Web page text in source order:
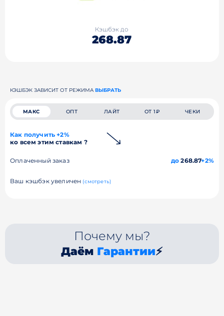
Кэшбэк до
268.87
КЭШБЭК ЗАВИСИТ ОТ РЕЖИМА ВЫБРАТЬ
МАКС ОПТ ЛАЙТ ОТ 1₽ ЧЕКИ
Как получить +2%
ко всем этим ставкам ?
Оплаченный заказ до 268.87+2%
Ваш кэшбэк увеличен (смотреть)
Почему мы?
Даём Гарантии⚡